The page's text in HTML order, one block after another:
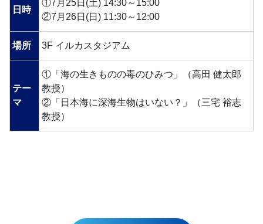
日時
①7月25日(土) 14:30～15:00
②7月26日(日) 11:30～12:00
場所 3F イルカスタジアム
テー
マ
①「海の生きものの毒のひみつ」（高田 健太郎
教授）
②「日本海に深海生物はいない？」（三宅 裕志
教授）